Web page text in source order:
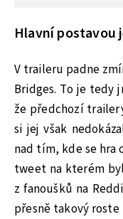
Hlavní postavou
V traileru padne
Bridges. To je tedy
že předchozí
si jej však
nad tím, kde se hra
tweet na kterém
z fanoušků na
přesně takový roste